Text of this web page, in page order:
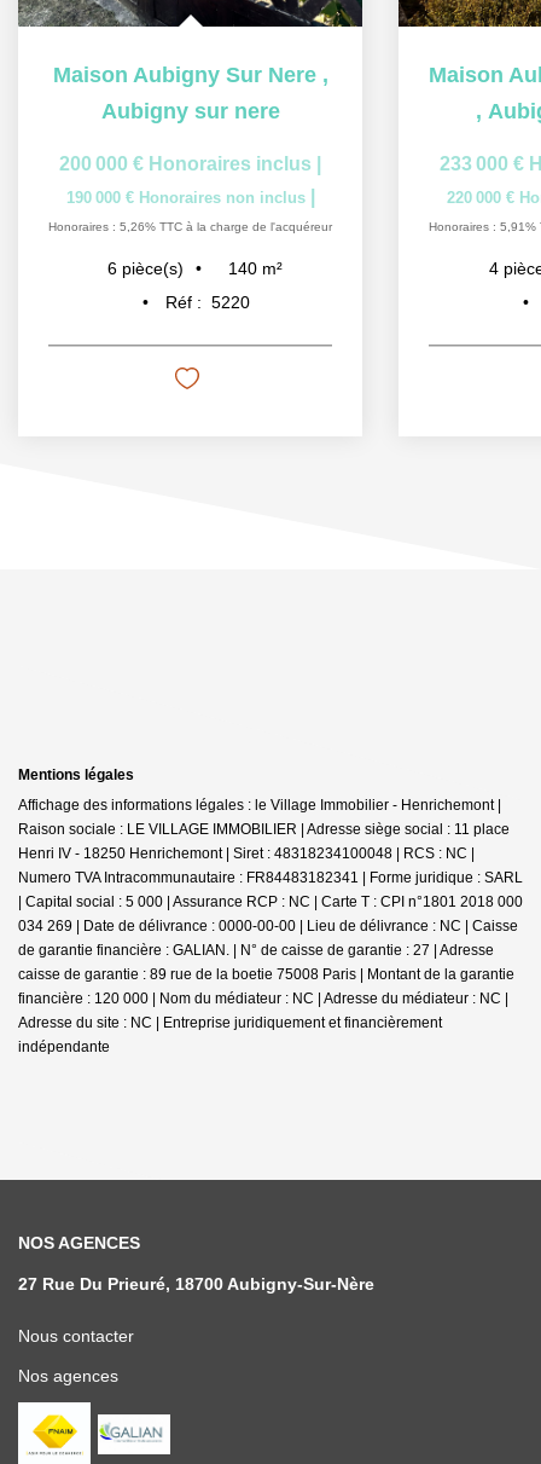
Maison Aubigny Sur Nere ,
Aubigny sur nere
200 000 € Honoraires inclus
190 000 € Honoraires non inclus
Honoraires : 5,26% TTC à la charge de l'acquéreur
6 pièce(s) 140 m²
Réf : 5220
,
233 000 €
220 000 €
Honoraires : 5,91%
4
Mentions légales
Affichage des informations légales : le Village Immobilier - Henrichemont |
Raison sociale : LE VILLAGE IMMOBILIER | Adresse siège social : 11 place
Henri IV - 18250 Henrichemont | Siret : 48318234100048 | RCS : NC |
Numero TVA Intracommunautaire : FR84483182341 | Forme juridique : SARL
| Capital social : 5 000 | Assurance RCP : NC | Carte T : CPI n°1801 2018 000
034 269 | Date de délivrance : 0000-00-00 | Lieu de délivrance : NC | Caisse
de garantie financière : GALIAN. | N° de caisse de garantie : 27 | Adresse
caisse de garantie : 89 rue de la boetie 75008 Paris | Montant de la garantie
financière : 120 000 | Nom du médiateur : NC | Adresse du médiateur : NC |
Adresse du site : NC | Entreprise juridiquement et financièrement
indépendante
NOS AGENCES
27 Rue Du Prieuré, 18700 Aubigny-Sur-Nère
Nous contacter
Nos agences